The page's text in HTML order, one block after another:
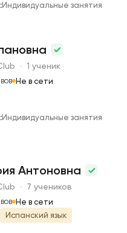
Индивидуальные занятия
· 1 ученик
Не в сети
Индивидуальные занятия
Антоновна
· 7 учеников
Не в сети
Испанский язык